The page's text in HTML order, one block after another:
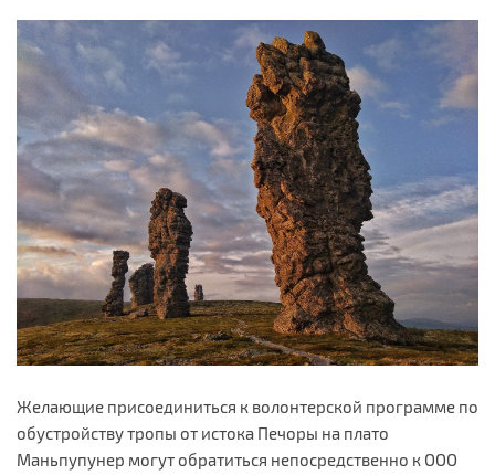
Желающие присоединиться к волонтерской программе по
обустройству тропы от истока Печоры на плато
Маньпупунер могут обратиться непосредственно к ООО